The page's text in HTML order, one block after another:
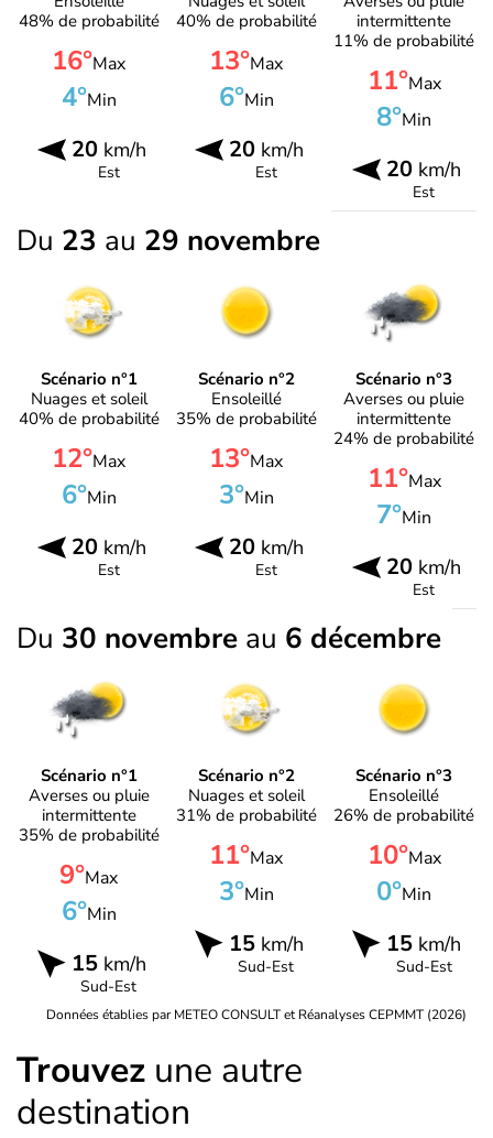
48% de probabilité
16°Max
4°Min
20km/h
Est
40% de probabilité
13°Max
6°Min
20km/h
Est
intermittente
11% de probabilité
11°Max
8°Min
20 km/h
Est
Du 23 au 29 novembre
Scénario n°1
Nuages et soleil
40% de probabilité
12°Max
6°Min
20km/h
Est
Scénario n°2
Ensoleillé
35% de probabilité
13°Max
3°Min
20km/h
Est
Scénario n°3
Averses ou pluie
intermittente
24% de probabilité
11°Max
7°Min
20 km/h
Est
Du 30 novembre au 6 décembre
Scénario n°1
Averses ou pluie
intermittente
35% de probabilité
9°Max
6°Min
15km/h
Sud-Est
Scénario n°2
Nuages et soleil
31% de probabilité
11°Max
3°Min
15km/h
Sud-Est
Scénario n°3
Ensoleillé
26% de probabilité
10°Max
0°Min
15 km/h
Sud-Est
Données établies par METEO CONSULT et Réanalyses CEPMMT (2026)
Trouvez une autre
destination